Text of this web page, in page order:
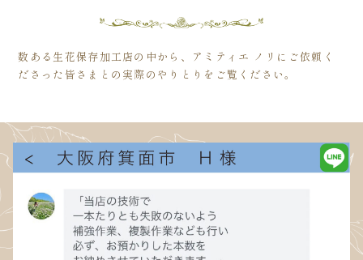
数ある生花保存加工店の中から、アミティエ ノリにご依頼く
ださった皆さまとの実際のやりとりをご覧ください。